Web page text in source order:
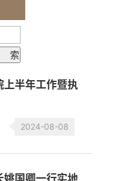
上半年工作暨执
2024-08-08
姚国卿一行实地